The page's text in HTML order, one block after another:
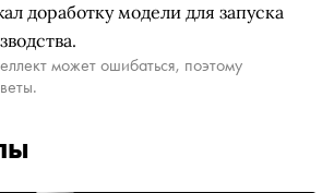
доработку модели для запуска
может ошибаться, поэтому